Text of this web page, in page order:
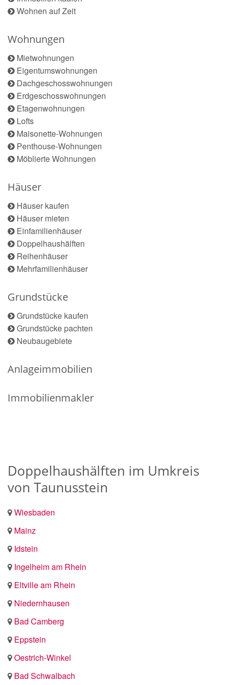
Wohnen auf Zeit
Wohnungen
Mietwohnungen
Eigentumswohnungen
Dachgeschosswohnungen
Erdgeschosswohnungen
Etagenwohnungen
Lofts
Maisonette-Wohnungen
Penthouse-Wohnungen
Möblierte Wohnungen
Häuser
Häuser kaufen
Häuser mieten
Einfamilienhäuser
Doppelhaushälften
Reihenhäuser
Mehrfamilienhäuser
Grundstücke
Grundstücke kaufen
Grundstücke pachten
Neubaugebiete
Anlageimmobilien
Immobilienmakler
Doppelhaushälften im Umkreis
von Taunusstein
Wiesbaden
Mainz
Idstein
Ingelheim am Rhein
Eltville am Rhein
Niedernhausen
Bad Camberg
Eppstein
Oestrich-Winkel
Bad Schwalbach